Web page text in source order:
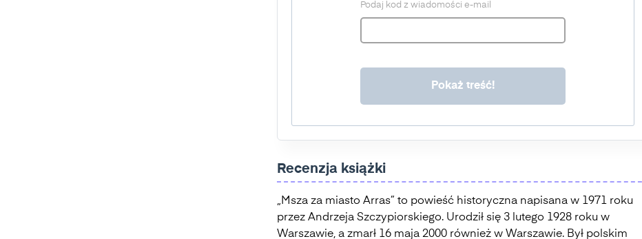
Podaj kod z wiadomości e-mail
Recenzja książki
„Msza za miasto Arras” to powieść historyczna napisana w 1971 roku
przez Andrzeja Szczypiorskiego. Urodził się 3 lutego 1928 roku w
Warszawie, a zmarł 16 maja 2000 również w Warszawie. Był polskim